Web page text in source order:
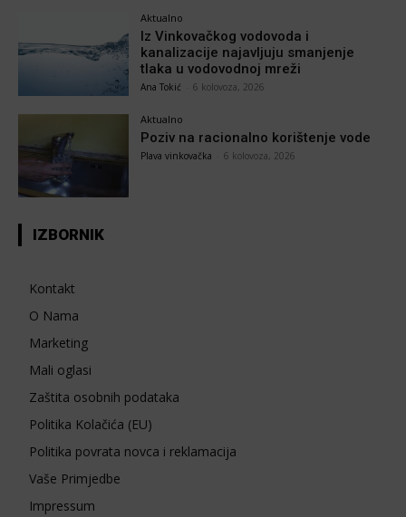
Aktualno
Iz Vinkovačkog vodovoda i
kanalizacije najavljuju smanjenje
tlaka u vodovodnoj mreži
Ana Tokić 6 kolovoza, 2026
Aktualno
Poziv na racionalno korištenje vode
Plava vinkovačka 6 kolovoza, 2026
IZBORNIK
Kontakt
O Nama
Marketing
Mali oglasi
Zaštita osobnih podataka
Politika Kolačića (EU)
Politika povrata novca i reklamacija
Vaše Primjedbe
Impressum